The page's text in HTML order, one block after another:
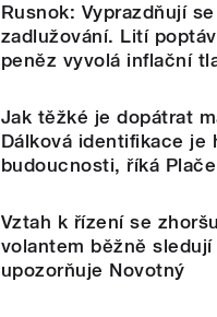
Rusnok: Vyprazdňují
zadlužování. Lití
peněz vyvolá inflační
Jak těžké je dopátrat
Dálková identifikace je
budoucnosti, říká
Vztah k řízení se
volantem běžně
upozorňuje Novotný